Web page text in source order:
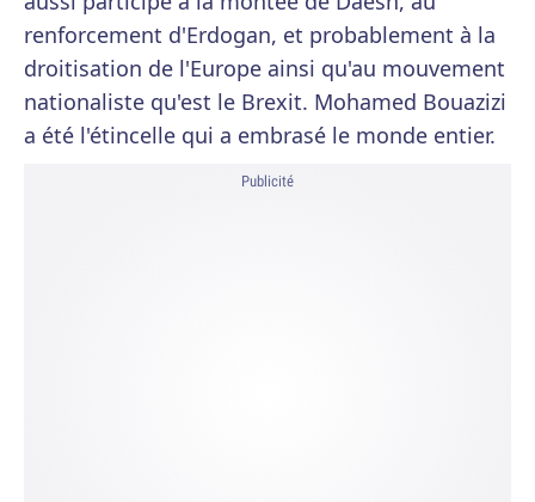
renforcement d'Erdogan, et probablement à la
droitisation de l'Europe ainsi qu'au mouvement
nationaliste qu'est le Brexit. Mohamed Bouazizi
a été l'étincelle qui a embrasé le monde entier.
Publicité